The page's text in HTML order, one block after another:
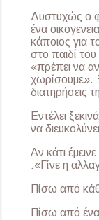
Δυστυχώς ο
ένα
κάποιος για
στο παιδί
«πρέπει να
χωρίσουμε».
διατηρήσεις
Εντέλει
να
Αν κάτι
:«Γίνε η
Πίσω από
Πίσω από